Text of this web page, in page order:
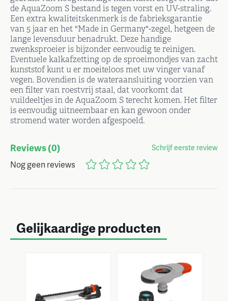
de AquaZoom S bestand is tegen vorst en UV-straling.
Een extra kwaliteitskenmerk is de fabrieksgarantie
van 5 jaar en het "Made in Germany"-zegel, hetgeen de
lange levensduur benadrukt. Deze handige
zwenksproeier is bijzonder eenvoudig te reinigen.
Eventuele kalkafzetting op de sproeimondjes van zacht
kunststof kunt u er moeiteloos met uw vinger vanaf
vegen. Bovendien is de wateraansluiting voorzien van
een filter van roestvrij staal, dat voorkomt dat
vuildeeltjes in de AquaZoom S terecht komen. Het filter
is eenvoudig uitneembaar en kan gewoon onder
stromend water worden afgespoeld.
Reviews(0) Schrijf eerste review
Nog geen reviews
Gelijkaardige producten